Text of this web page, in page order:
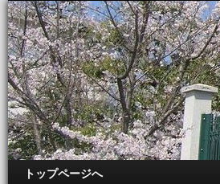
トップページへ